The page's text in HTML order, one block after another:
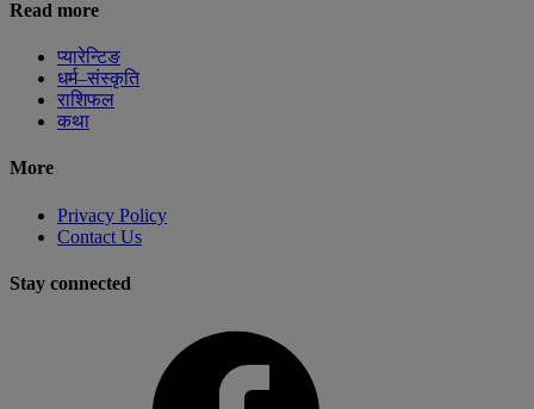
Read more
प्यारेन्टिङ
धर्म–संस्कृति
राशिफल
कथा
More
Privacy Policy
Contact Us
Stay connected